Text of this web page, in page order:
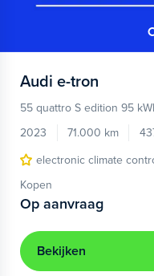
Audi e-tron
55 quattro S edition 95
2023
71.000 km
electronic climate
Kopen
Op aanvraag
Bekijken